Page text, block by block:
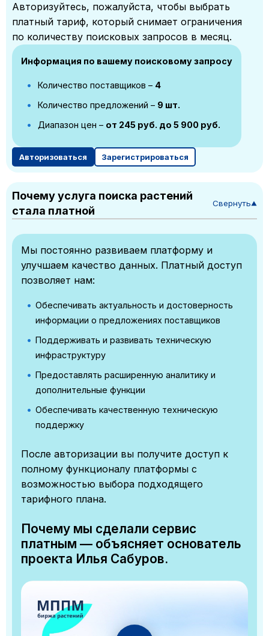
Авторизуйтесь, пожалуйста, чтобы выбрать
платный тариф, который снимает ограничения
по количеству поисковых запросов в месяц.
Информация по вашему поисковому запросу
Количество поставщиков – 4
Количество предложений – 9 шт.
Диапазон цен – от 245 руб. до 5 900 руб.
Авторизоваться Зарегистрироваться
Почему услуга поиска растений
стала платной
Свернуть▼
Мы постоянно развиваем платформу и
улучшаем качество данных. Платный доступ
позволяет нам:
Обеспечивать актуальность и достоверность
информации о предложениях поставщиков
Поддерживать и развивать техническую
инфраструктуру
Предоставлять расширенную аналитику и
дополнительные функции
Обеспечивать качественную техническую
поддержку
После авторизации вы получите доступ к
полному функционалу платформы с
возможностью выбора подходящего
тарифного плана.
Почему мы сделали сервис
платным — объясняет основатель
проекта Илья Сабуров.